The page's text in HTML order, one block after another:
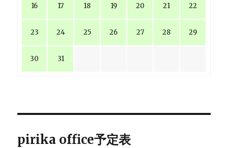
16 17 18 19 20 21 22
23 24 25 26 27 28 29
30 31
pirika office予定表